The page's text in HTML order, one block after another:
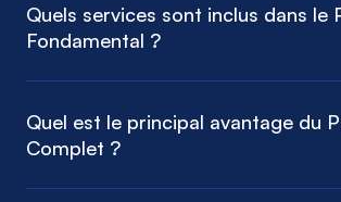
Quels services sont inclus dans le
Fondamental ?
Quel est le principal avantage du
Complet ?